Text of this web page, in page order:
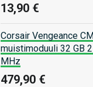
13,90 €
Corsair Vengeance
muistimoduuli 32 GB
MHz
479,90 €